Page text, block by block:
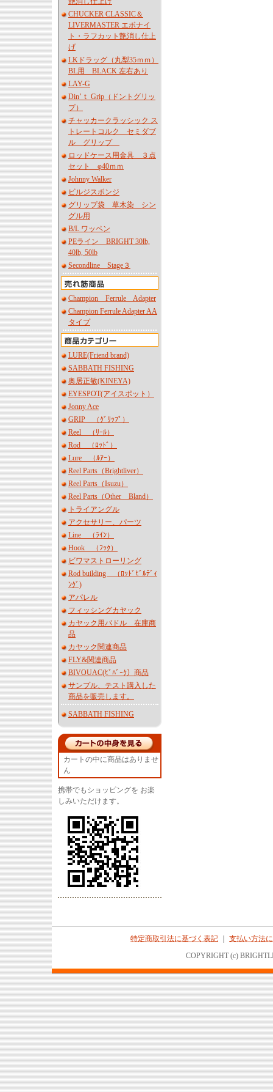
CHUCKER CLASSIC＆
LIVERMASTER エボナイ
ト・ラフカット艶消し仕上
げ
LKドラッグ（丸型35ｍｍ）
BL用 BLACK 左右あり
LAY-G
Din’ｔ Grip（ドントグリッ
プ）
チャッカークラッシック ス
トレートコルク セミダブ
ル グリップ
ロッドケース用金具 ３点
セット φ40ｍｍ
Johnny Walker
ビルジスポンジ
グリップ袋 草木染 シン
グル用
B/L ワッペン
PEライン BRIGHT 30lb,
40lb, 50lb
Secondline Stage３
Champion Ferrule Adapter
Champion Ferrule Adapter AA
タイプ
LURE(Friend brand)
SABBATH FISHING
奥居正敏(KINEYA)
EYESPOT(アイスポット）
Jonny Ace
GRIP （ｸﾞﾘｯﾌﾟ）
Reel （ﾘｰﾙ）
Rod （ﾛｯﾄﾞ）
Lure （ﾙｱｰ）
Reel Parts（Brightliver）
Reel Parts（Isuzu）
Reel Parts（Other Bland）
トライアングル
アクセサリー、パーツ
Line （ﾗｲﾝ）
Hook （ﾌｯｸ）
ビワマストローリング
Rod building （ﾛｯﾄﾞﾋﾞﾙﾃﾞｨ
ﾝｸﾞ)
アパレル
フィッシングカヤック
カヤック用パドル 在庫商
品
カヤック関連商品
FLY&関連商品
BIVOUAC(ﾋﾞﾊﾞｰｸ）商品
サンプル、テスト購入した
商品を販売します。
SABBATH FISHING
カートの中に商品はありませ
ん
携帯でもショッピングを お楽
しみいただけます。
特定商取引法に基づく表記
支払い方法
COPYRIGHT (c)